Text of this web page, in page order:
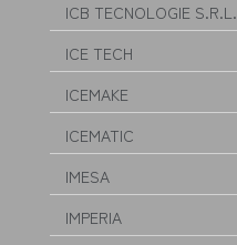
ICB TECNOLOGIE S.R.L.
ICE TECH
ICEMAKE
ICEMATIC
IMESA
IMPERIA